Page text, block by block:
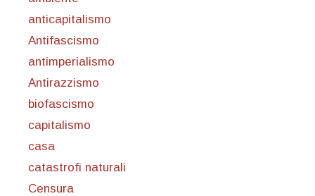
anticapitalismo
Antifascismo
antimperialismo
Antirazzismo
biofascismo
capitalismo
casa
catastrofi naturali
Censura